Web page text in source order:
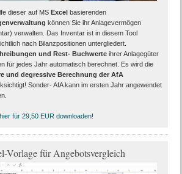
dieser auf MS Excelbasierenden
können Sie ihr Anlagevermögen
verwalten. Das Inventar ist in diesem Tool
nach Bilanzpositionen untergliedert.
und Rest- Buchwerteihrer Anlagegüter
für jedes Jahr automatisch berechnet. Es wird die
und degressive Berechnung der AfA
Sonder- AfA kann im ersten Jahr angewendet
für 29,50 EUR downloaden!
Vorlage für Angebotsvergleich